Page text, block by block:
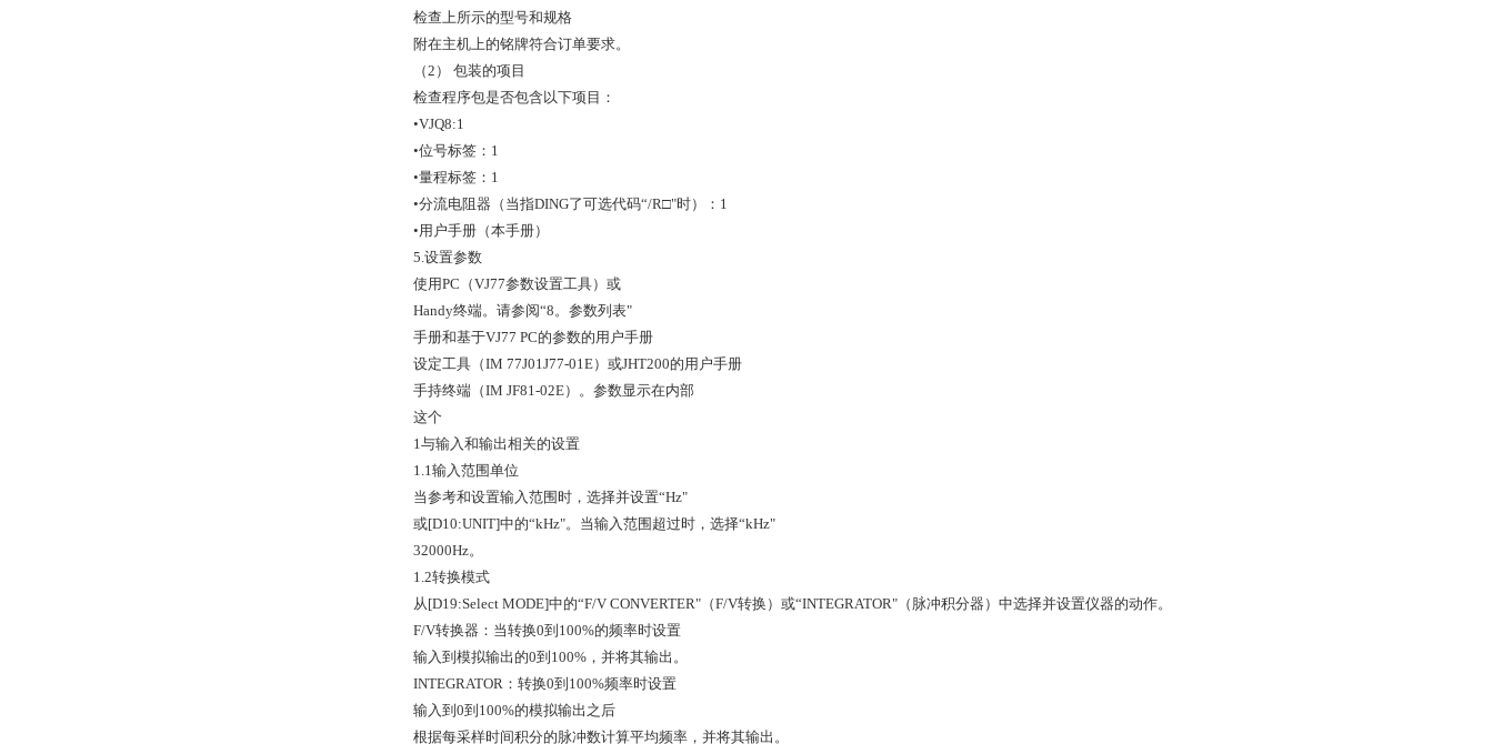
检查上所示的型号和规格
附在主机上的铭牌符合订单要求。
（2） 包装的项目
检查程序包是否包含以下项目：
•VJQ8:1
•位号标签：1
•量程标签：1
•分流电阻器（当指DING了可选代码“/R□"时）：1
•用户手册（本手册）
5.设置参数
使用PC（VJ77参数设置工具）或
Handy终端。请参阅“8。参数列表"
手册和基于VJ77 PC的参数的用户手册
设定工具（IM 77J01J77-01E）或JHT200的用户手册
手持终端（IM JF81-02E）。参数显示在内部
这个
1与输入和输出相关的设置
1.1输入范围单位
当参考和设置输入范围时，选择并设置“Hz"
或[D10:UNIT]中的“kHz"。当输入范围超过时，选择“kHz"
32000Hz。
1.2转换模式
从[D19:Select MODE]中的“F/V CONVERTER"（F/V转换）或“INTEGRATOR"（脉冲积分器）中选择并设置仪器的动作。
F/V转换器：当转换0到100%的频率时设置
输入到模拟输出的0到100%，并将其输出。
INTEGRATOR：转换0到100%频率时设置
输入到0到100%的模拟输出之后
根据每采样时间积分的脉冲数计算平均频率，并将其输出。